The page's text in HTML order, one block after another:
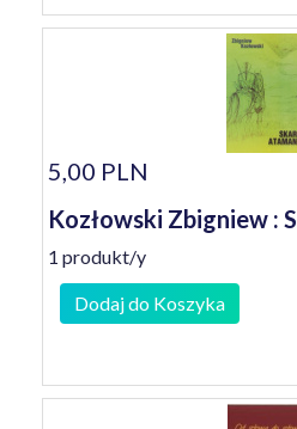
5,00 PLN
Kozłowski Zbigniew :
1 produkt/y
Dodaj do Koszyka